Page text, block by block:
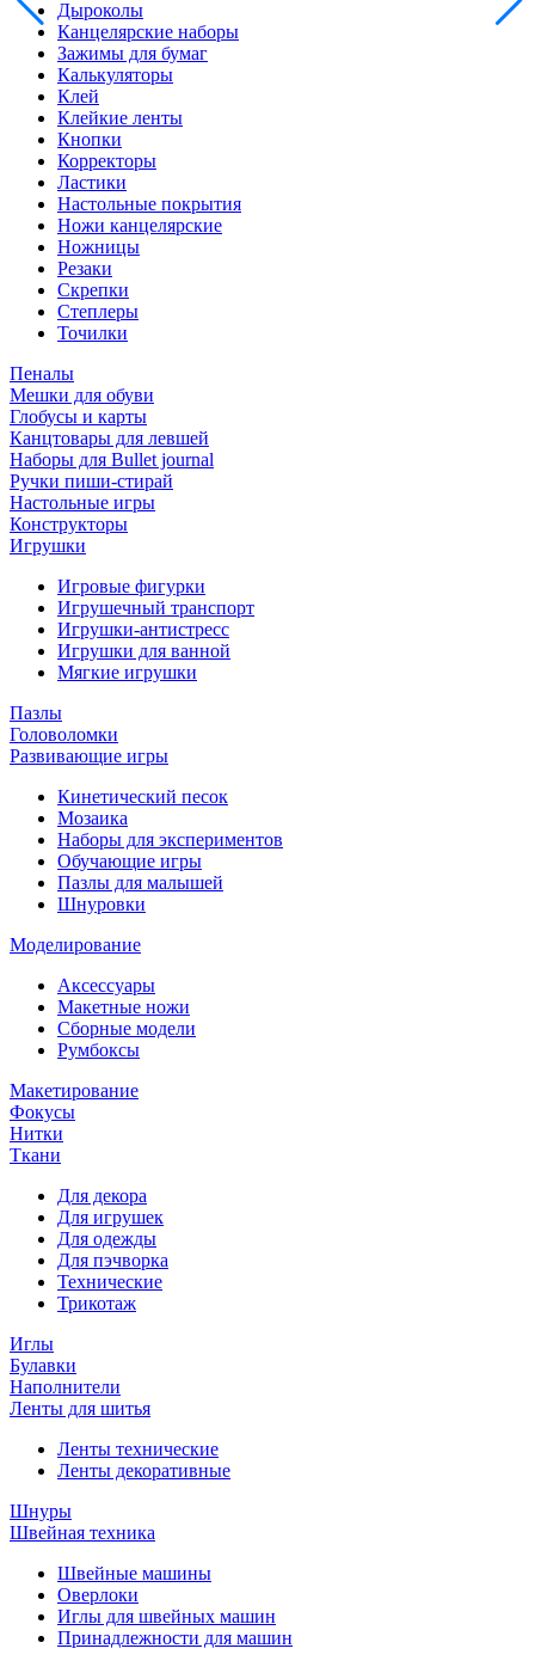
Дыроколы
Канцелярские наборы
Зажимы для бумаг
Калькуляторы
Клей
Клейкие ленты
Кнопки
Корректоры
Ластики
Настольные покрытия
Ножи канцелярские
Ножницы
Резаки
Скрепки
Степлеры
Точилки
Пеналы
Мешки для обуви
Глобусы и карты
Канцтовары для левшей
Наборы для Bullet journal
Ручки пиши-стирай
Настольные игры
Конструкторы
Игрушки
Игровые фигурки
Игрушечный транспорт
Игрушки-антистресс
Игрушки для ванной
Мягкие игрушки
Пазлы
Головоломки
Развивающие игры
Кинетический песок
Мозаика
Наборы для экспериментов
Обучающие игры
Пазлы для малышей
Шнуровки
Моделирование
Аксессуары
Макетные ножи
Сборные модели
Румбоксы
Макетирование
Фокусы
Нитки
Ткани
Для декора
Для игрушек
Для одежды
Для пэчворка
Технические
Трикотаж
Иглы
Булавки
Наполнители
Ленты для шитья
Ленты технические
Ленты декоративные
Шнуры
Швейная техника
Швейные машины
Оверлоки
Иглы для швейных машин
Принадлежности для машин